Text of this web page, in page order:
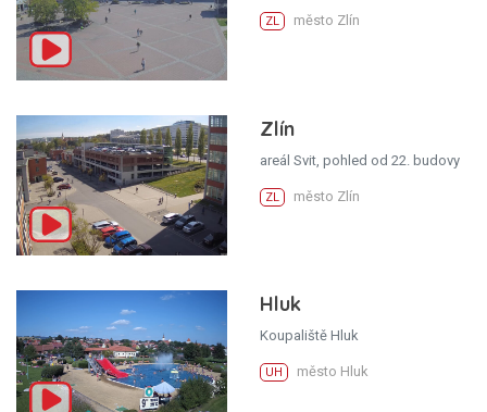
ZL město Zlín
Zlín
areál Svit, pohled od 22. budovy
ZL město Zlín
Hluk
Koupaliště Hluk
UH město Hluk